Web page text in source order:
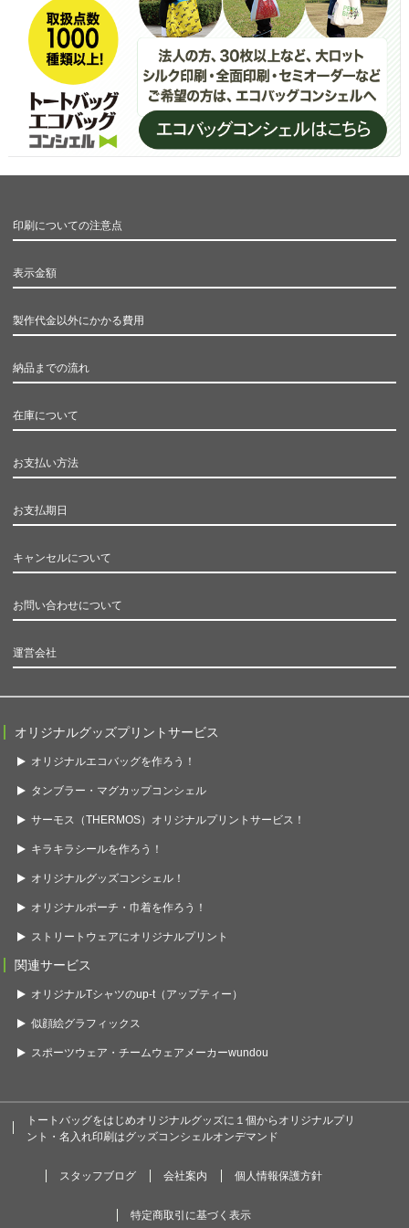
印刷についての注意点
表示金額
製作代金以外にかかる費用
納品までの流れ
在庫について
お支払い方法
お支払期日
キャンセルについて
お問い合わせについて
運営会社
オリジナルグッズプリントサービス
オリジナルエコバッグを作ろう！
タンブラー・マグカップコンシェル
サーモス（THERMOS）オリジナルプリントサービス！
キラキラシールを作ろう！
オリジナルグッズコンシェル！
オリジナルポーチ・巾着を作ろう！
ストリートウェアにオリジナルプリント
関連サービス
オリジナルTシャツのup-t（アップティー）
似顔絵グラフィックス
スポーツウェア・チームウェアメーカーwundou
トートバッグをはじめオリジナルグッズに１個からオリジナルプリ
ント・名入れ印刷はグッズコンシェルオンデマンド
スタッフブログ 会社案内 個人情報保護方針
特定商取引に基づく表示